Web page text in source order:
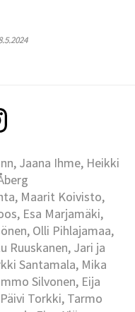
Jaana Ihme, Heikki
Maarit Koivisto,
Esa Marjamäki,
Olli Pihlajamaa,
Ruuskanen, Jari ja
Santamala, Mika
Silvonen, Eija
Torkki, Tarmo